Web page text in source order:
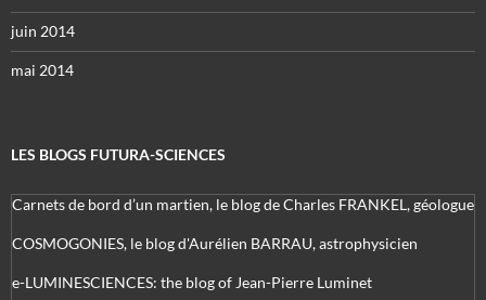
juin 2014
mai 2014
LES BLOGS FUTURA-SCIENCES
Carnets de bord d’un martien, le blog de Charles FRANKEL, géologue
COSMOGONIES, le blog d'Aurélien BARRAU, astrophysicien
e-LUMINESCIENCES: the blog of Jean-Pierre Luminet